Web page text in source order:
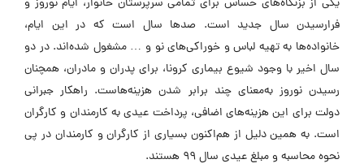
یکی از بزنگاه‌های حساس برای تمامی سرپرستان خانوار، ایام نوروز و
فرارسیدن سال جدید است. صدها سال است که در این ایام،
خانواده‌ها به تهیه لباس و خوراکی‌های نو و … مشغول شده‌اند. در دو
سال اخیر با وجود شیوع بیماری کرونا، برای پدران و مادران، همچنان
رسیدن نوروز به‌معنای چند برابر شدن هزینه‌هاست. راهکار جبرانی
دولت برای این هزینه‌های اضافی، پرداخت عیدی به کارمندان و کارگران
است. به همین دلیل از هم‌اکنون بسیاری از کارگران و کارمندان در پی
نحوه محاسبه و مبلغ عیدی سال ۹۹ هستند.